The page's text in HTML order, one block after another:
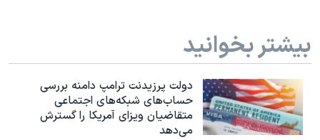
بیشتر بخوانید
دولت پرزیدنت ترامپ دامنه بررسی
حساب‌های شبکه‌های اجتماعی
متقاضیان ویزای آمریکا را گسترش
می‌دهد